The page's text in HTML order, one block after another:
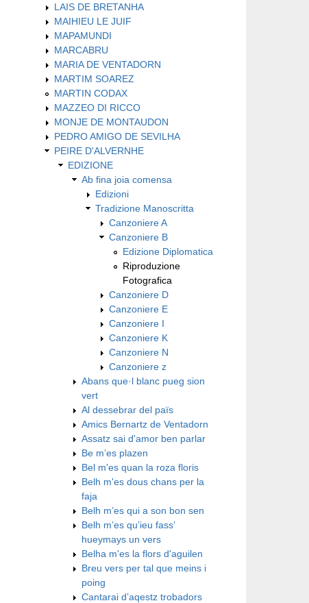
LAIS DE BRETANHA
MAIHIEU LE JUIF
MAPAMUNDI
MARCABRU
MARIA DE VENTADORN
MARTIM SOAREZ
MARTIN CODAX
MAZZEO DI RICCO
MONJE DE MONTAUDON
PEDRO AMIGO DE SEVILHA
PEIRE D'ALVERNHE
EDIZIONE
Ab fina joia comensa
Edizioni
Tradizione Manoscritta
Canzoniere A
Canzoniere B
Edizione Diplomatica
Riproduzione
Fotografica
Canzoniere D
Canzoniere E
Canzoniere I
Canzoniere K
Canzoniere N
Canzoniere z
Abans que·l blanc pueg sion
vert
Al dessebrar del païs
Amics Bernartz de Ventadorn
Assatz sai d'amor ben parlar
Be m’es plazen
Bel m'es quan la roza floris
Belh m'es dous chans per la
faja
Belh m’es qui a son bon sen
Belh m’es qu’ieu fass’
hueymays un vers
Belha m'es la flors d'aguilen
Breu vers per tal que meins i
poing
Cantarai d’aqestz trobadors